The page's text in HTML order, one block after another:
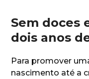
Sem doces
dois anos
Para promover
nascimento até a